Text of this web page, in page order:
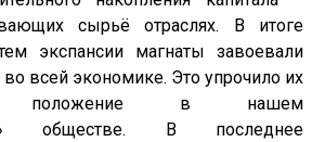
сырьё отраслях. В итоге
экспансии магнаты завоевали
всей экономике. Это упрочило их
положение в нашем
обществе. В последнее